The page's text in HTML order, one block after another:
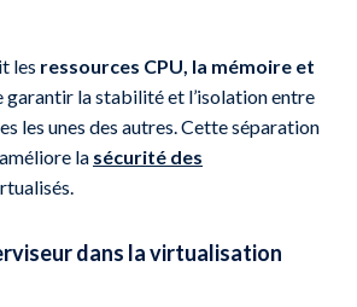
les ressources CPU, la mémoire et
garantir la stabilité et l’isolation entre
les unes des autres. Cette séparation
la sécurité des
dans la virtualisation